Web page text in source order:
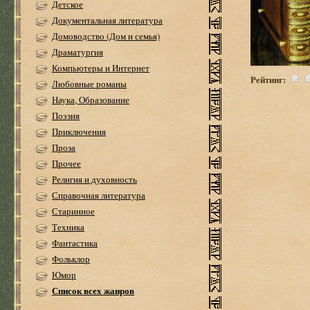
Детское
Документальная литература
Домоводство (Дом и семья)
Драматургия
Компьютеры и Интернет
Любовные романы
Наука, Образование
Поэзия
Приключения
Проза
Прочее
Религия и духовность
Справочная литература
Старинное
Техника
Фантастика
Фольклор
Юмор
Список всех жанров
Рейтинг: